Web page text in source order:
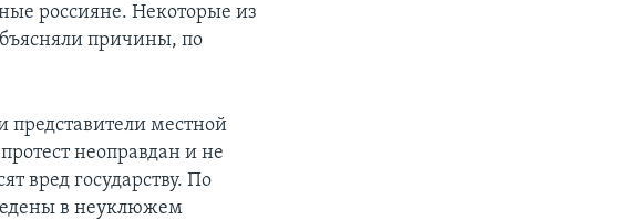
россияне. Некоторые из
причины, по
представители местной
неоправдан и не
вред государству. По
в неуклюжем